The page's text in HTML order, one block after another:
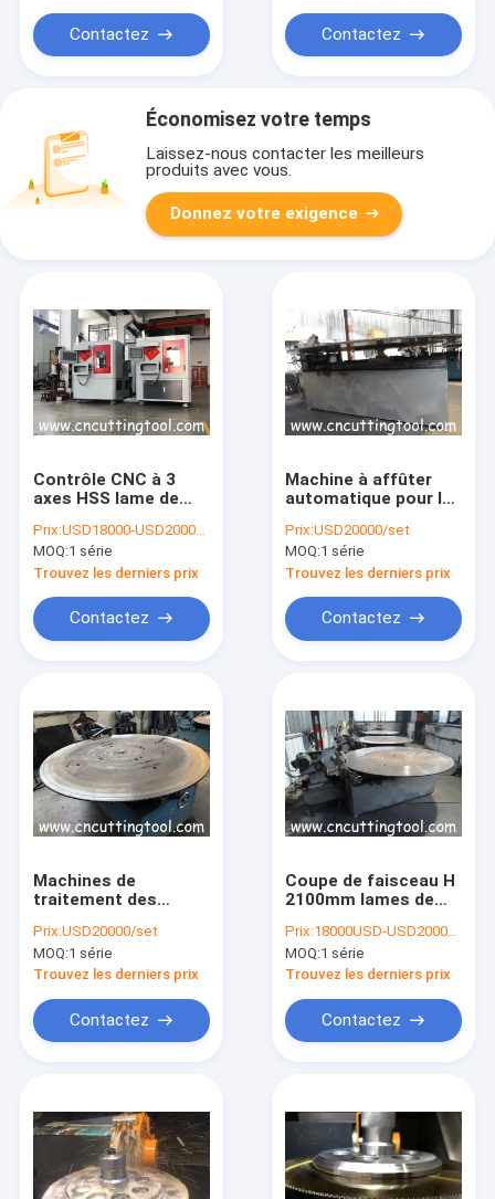
Produits
A propos de nous
Contactez Contactez
Économisez votre temps
Laissez-nous contacter les meilleurs
produits avec vous.
Donnez votre exigence
Contrôle CNC à 3
axes HSS lame de
automatique
d'affûtage et de
meulage
Prix:USD18000-USD20000/set
MOQ:1 série
Trouvez les derniers prix
Contactez
Machine à affûter
automatique pour le
scie circulaire de
1000-2200 mm
Prix:USD20000/set
MOQ:1 série
Trouvez les derniers prix
Contactez
Machines de
traitement des
scie circulaire, re-
affûtage
automatique des
Prix:USD20000/set
MOQ:1 série
Trouvez les derniers prix
Contactez
Coupe de faisceau H
2100mm lames de
de lame de broyage
automatique
Prix:18000USD-USD20000/set
MOQ:1 série
Trouvez les derniers prix
Contactez